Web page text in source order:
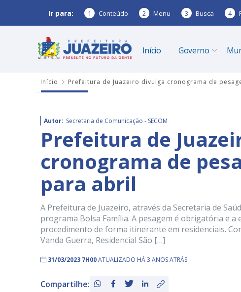
Ir para: 1 Conteúdo 2 Menu 3 Busca 4
Início Governo
Início Prefeitura de Juazeiro divulga cronograma de
Autor: Secretaria de Comunicação - SECOM
Prefeitura de
cronograma de
para abril
A Prefeitura de Juazeiro, através da Secretaria de
programa Bolsa Família. A pesagem é obrigatória e
procedimento de forma itinerante em residenciais.
Vanda Guerra, Residencial São […]
31/03/2023 7H00ATUALIZADO HÁ 3 ANOS ATRÁS
Compartilhe: